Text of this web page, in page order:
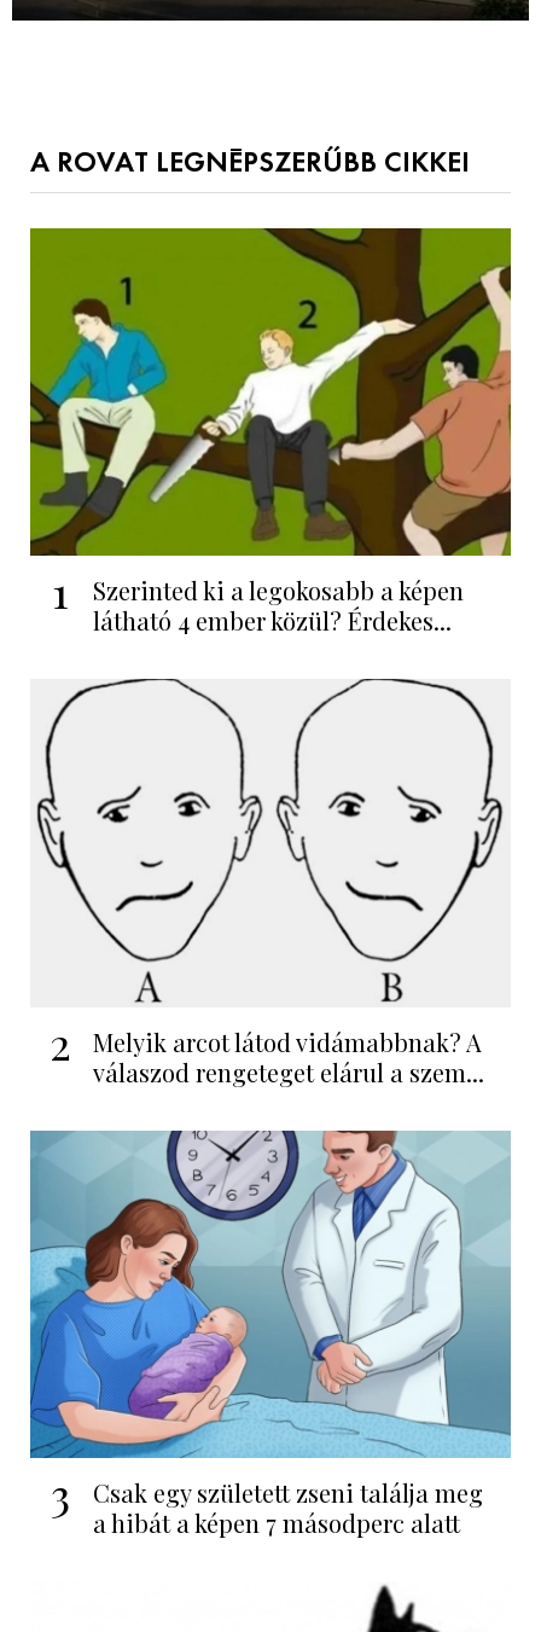
A ROVAT LEGNÉPSZERŰBB CIKKEI
1
Szerinted ki a legokosabb a képen
látható 4 ember közül? Érdekes...
2
Melyik arcot látod vidámabbnak? A
válaszod rengeteget elárul a szem...
3
Csak egy született zseni találja meg
a hibát a képen 7 másodperc alatt